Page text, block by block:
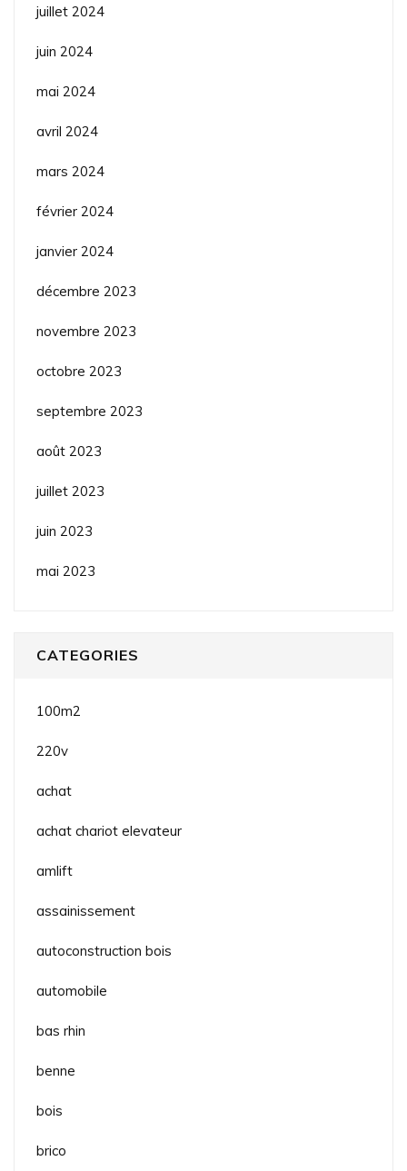
juillet 2024
juin 2024
mai 2024
avril 2024
mars 2024
février 2024
janvier 2024
décembre 2023
novembre 2023
octobre 2023
septembre 2023
août 2023
juillet 2023
juin 2023
mai 2023
CATEGORIES
100m2
220v
achat
achat chariot elevateur
amlift
assainissement
autoconstruction bois
automobile
bas rhin
benne
bois
brico